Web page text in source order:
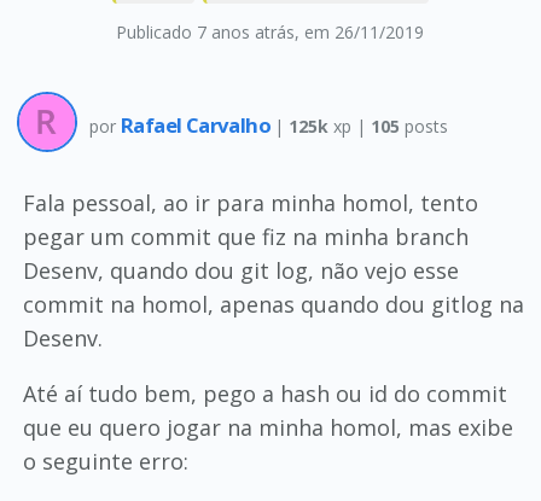
Publicado 7 anos atrás, em 26/11/2019
por Rafael Carvalho | 125k xp | 105 posts
Fala pessoal, ao ir para minha homol, tento
pegar um commit que fiz na minha branch
Desenv, quando dou git log, não vejo esse
commit na homol, apenas quando dou gitlog na
Desenv.
Até aí tudo bem, pego a hash ou id do commit
que eu quero jogar na minha homol, mas exibe
o seguinte erro: